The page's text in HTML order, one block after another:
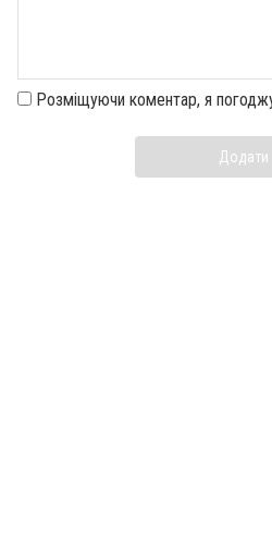
Розміщуючи коментар, я
Додати